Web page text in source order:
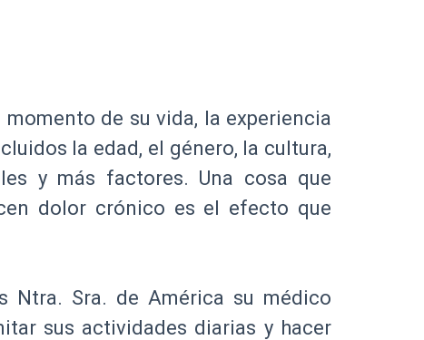
de su vida, la experiencia
la edad, el género, la cultura,
y más factores. Una cosa que
dolor crónico es el efecto que
Ntra. Sra. de América su médico
sus actividades diarias y hacer